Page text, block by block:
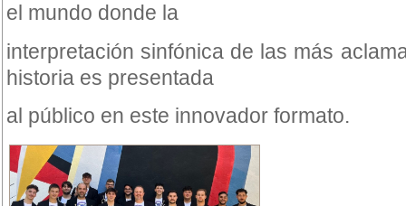
el mundo donde la
interpretación sinfónica de las más
historia es presentada
al público en este innovador formato.